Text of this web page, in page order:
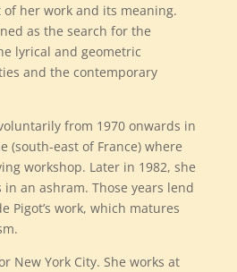
her work and its meaning.
as the search for the
lyrical and geometric
and the contemporary
from 1970 onwards in
(south-east of France) where
workshop. Later in 1982, she
an ashram. Those years lend
Pigot’s work, which matures
New York City. She works at